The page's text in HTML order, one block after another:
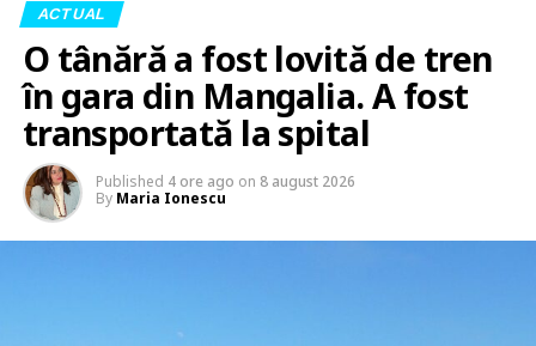
ACTUAL
O tânără a fost lovită de tren
în gara din Mangalia. A fost
transportată la spital
Published 4 ore ago on 8 august 2026
By Maria Ionescu